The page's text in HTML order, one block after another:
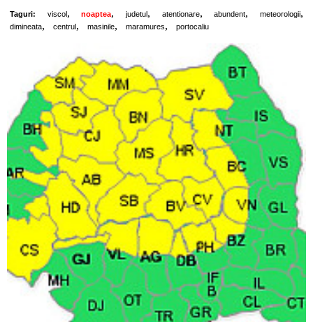
Taguri: viscol, noaptea, judetul , atentionare, abundent, meteorologii,
dimineata, centrul , masinile, maramures, portocaliu